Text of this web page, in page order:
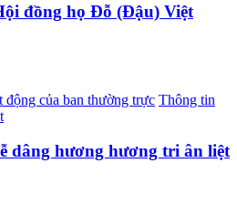
đồng họ Đỗ (Đậu) Việt
động của ban thường trực Thông tin
dâng hương hương tri ân liệt